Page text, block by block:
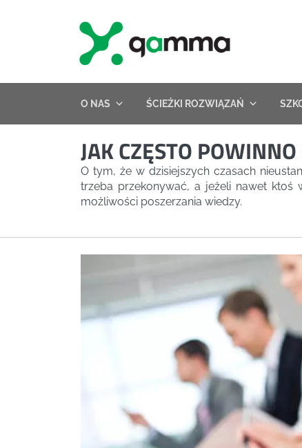
O NAS ŚCIEŻKI ROZWIĄZAŃ
JAK CZĘSTO
O tym, że w dzisiejszych czasach
trzeba przekonywać, a jeżeli nawet ktoś
możliwości poszerzania wiedzy.